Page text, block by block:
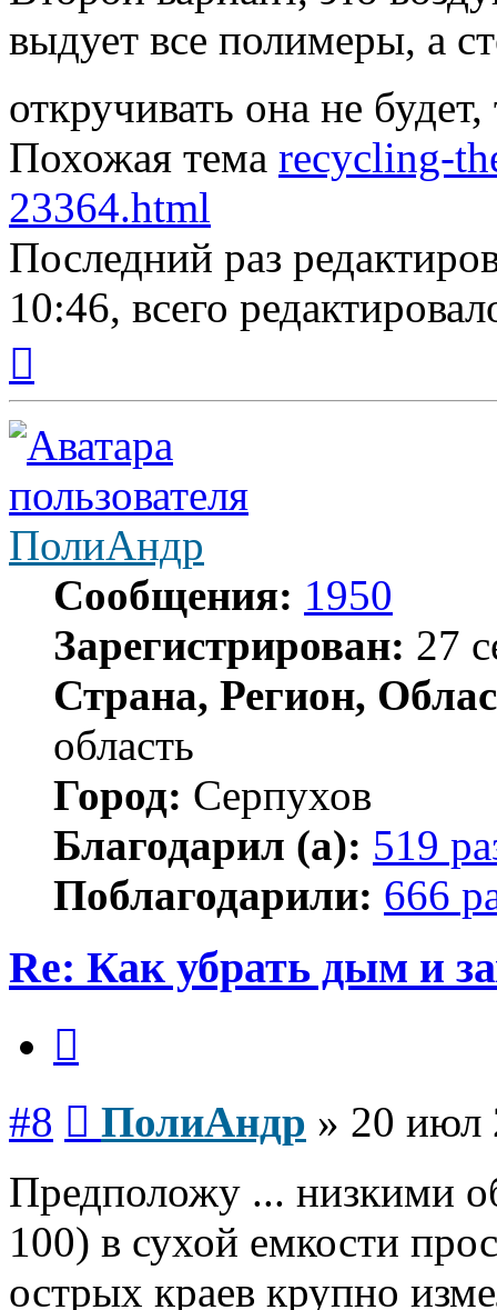
выдует все полимеры, а
откручивать она не
Похожая тема recycling-
23364.html
Последний раз
10:46, всего
началу
ПолиАндр
Сообщения: 1950
Зарегистрирован: 27
Страна, Регион,
область
Город: Серпухов
Благодарил (а): 519
Поблагодарили: 666
Re: Как убрать дым и
#8 ПолиАндр » 20 июл
Предположу ... низкими
100) в сухой емкости
острых краев крупно